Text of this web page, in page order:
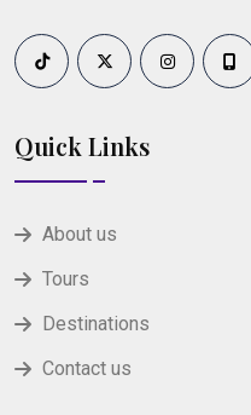
Quick Links
About us
Tours
Destinations
Contact us